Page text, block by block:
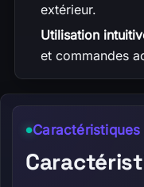
extérieur.
Utilisation
et commandes